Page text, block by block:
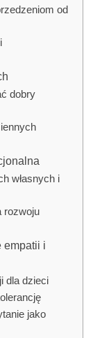
od
dobry
własnych i
rozwoju
empatii i
dla dzieci
jako